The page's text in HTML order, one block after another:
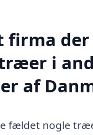
firma
i
af
fældet nogle